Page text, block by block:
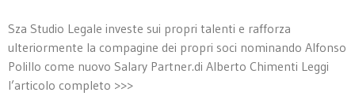
Sza Studio Legale investe sui propri talenti e rafforza
ulteriormente la compagine dei propri soci nominando Alfonso
Polillo come nuovo Salary Partner.di Alberto Chimenti Leggi
l’articolo completo >>>